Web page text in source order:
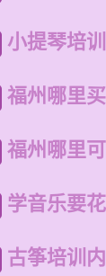
小提琴培
福州哪里
福州哪里
学音乐要
古筝培训